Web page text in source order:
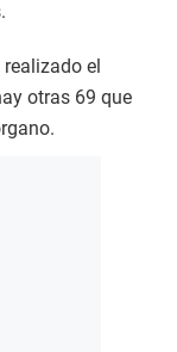
el
otras 69 que